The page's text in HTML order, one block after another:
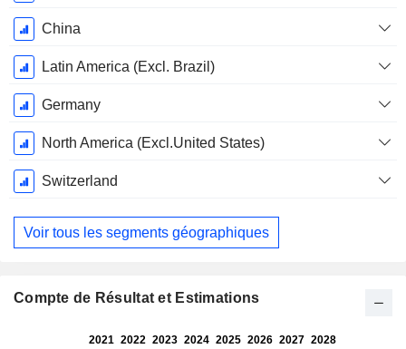
China
Latin America (Excl. Brazil)
Germany
North America (Excl.United States)
Switzerland
Voir tous les segments géographiques
Compte de Résultat et Estimations